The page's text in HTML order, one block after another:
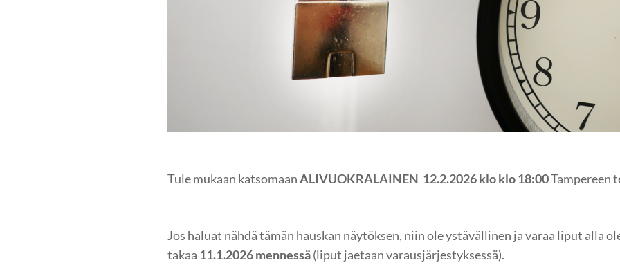
Tule mukaan katsomaanALIVUOKRALAINEN 12.2.2026 klo klo 18:00Tampereen
Jos haluat nähdä tämän hauskan näytöksen, niin ole ystävällinen ja varaa liput alla
takaa 11.1.2026 mennessä(liput jaetaan varausjärjestyksessä).